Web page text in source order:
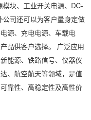
块、工业开关电源、DC-
司还可以为客户量身定做
源、充电电源、车载电
品供客户选择。 广泛应用
能源、铁路信号、仪器仪
、航空航天等领域，是值
靠性、高稳定性及高性价